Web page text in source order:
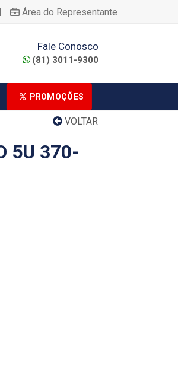
| Área do Representante
Fale Conosco
(81) 3011-9300
PROMOÇÕES
VOLTAR
5U 370-